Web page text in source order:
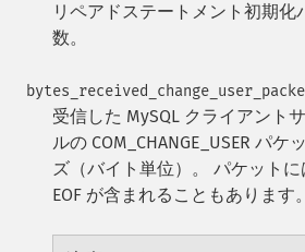
リペアドステートメント初期化
数。
受信した MySQL クライアント
ルの COM_CHANGE_USER パケ
ズ（バイト単位）。 パケット
EOF が含まれることもあります。